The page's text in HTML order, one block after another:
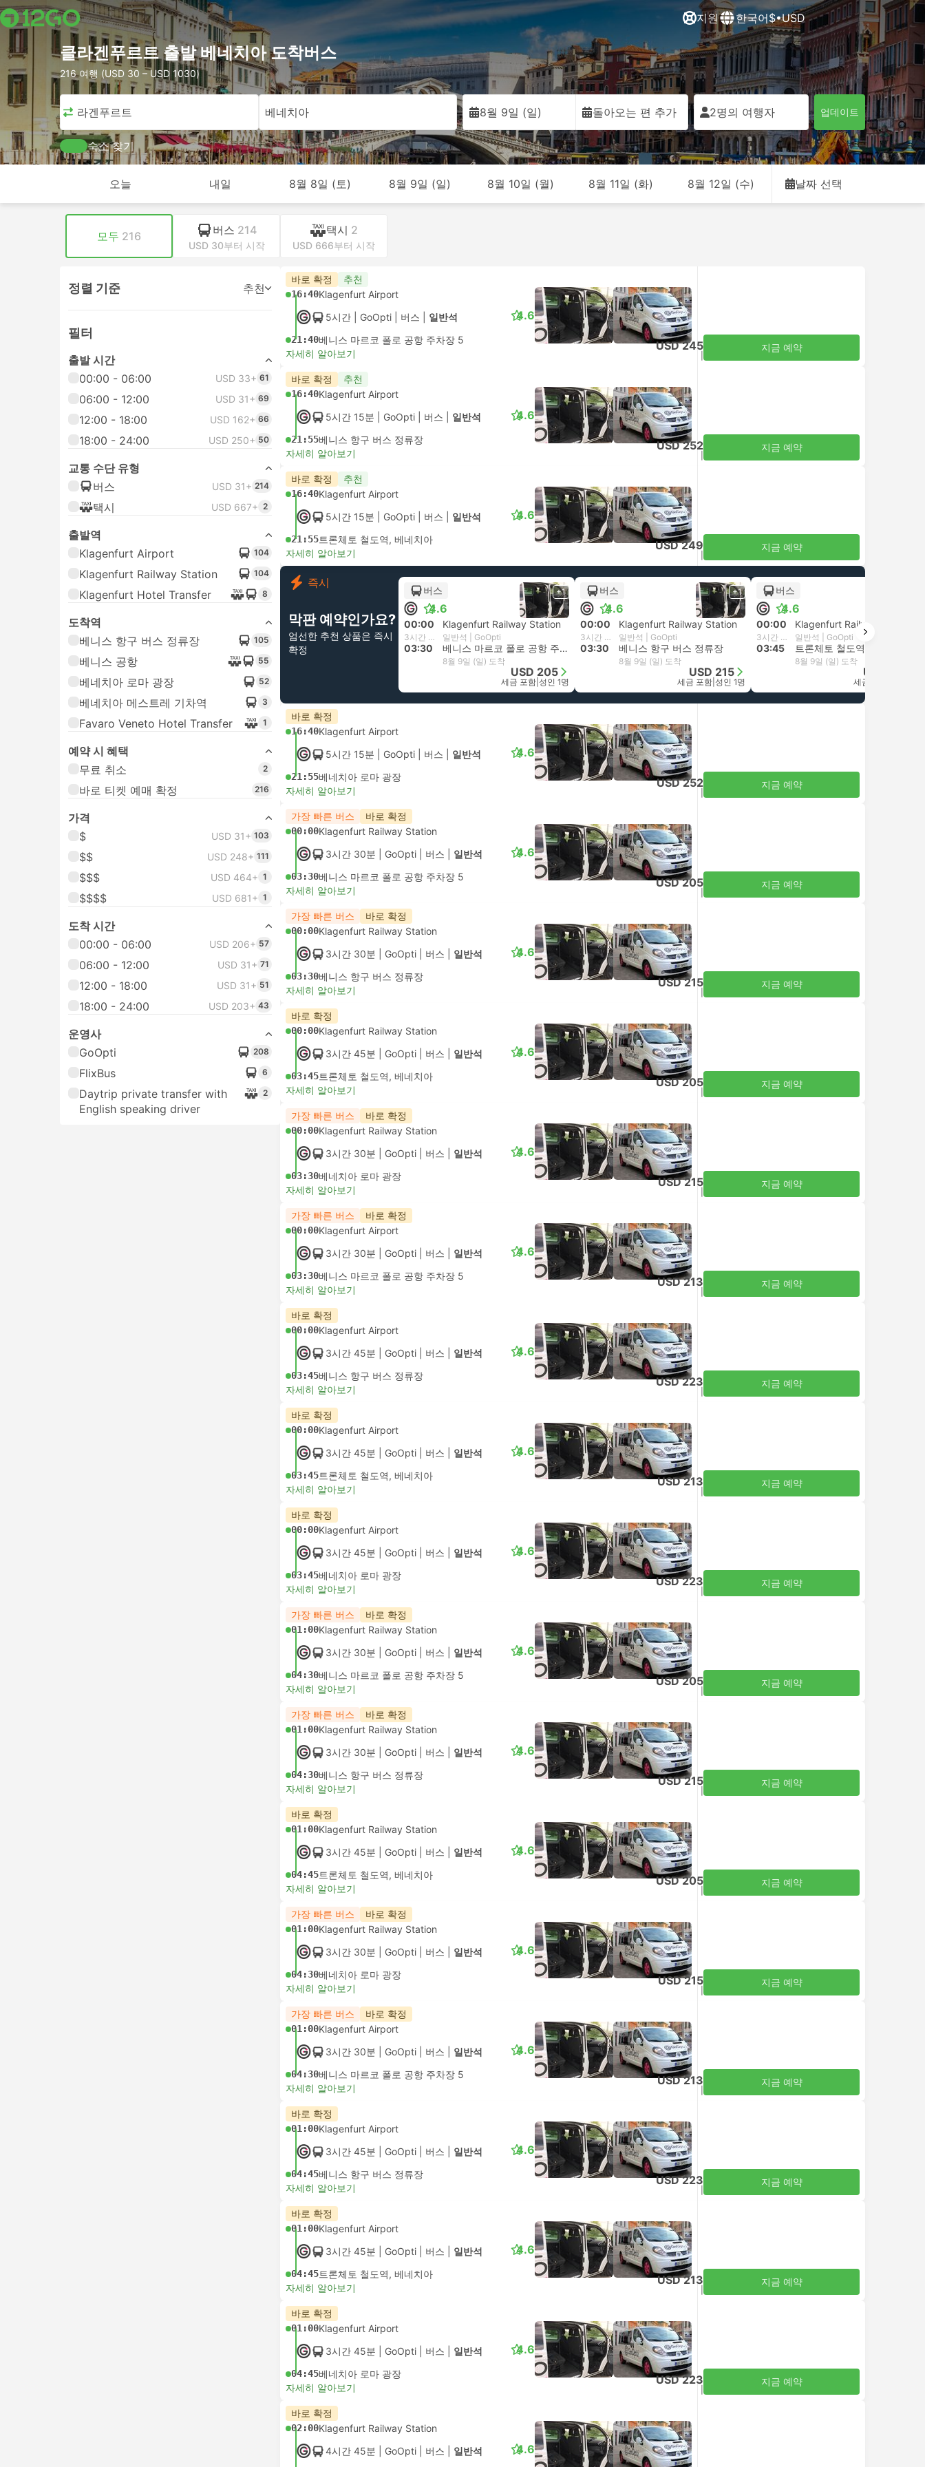
지원 한국어$•USD
클라겐푸르트 출발 베네치아 도착버스
216 여행 (USD 30 – USD 1030)
클라겐푸르트 베네치아 8월 9일 (일) 돌아오는 편 추가 2명의 여행자 업데이트
숙소 찾기
오늘 내일 8월 8일 (토) 8월 9일 (일) 8월 10일 (월) 8월 11일 (화) 8월 12일 (수) 날짜 선택
모두 216 버스 214
USD 30부터 시작
택시 2
USD 666부터 시작
정렬 기준 추천
필터
출발 시간
00:00 - 06:00
USD 33+ 61
06:00 - 12:00 USD 31+ 69
12:00 - 18:00 USD 162+ 66
18:00 - 24:00 USD 250+ 50
교통 수단 유형
버스
USD 31+ 214
택시 USD 667+ 2
출발역
Klagenfurt Airport
104
Klagenfurt Railway Station 104
Klagenfurt Hotel Transfer 8
도착역
베니스 항구 버스 정류장
105
베니스 공항 55
베네치아 로마 광장 52
베네치아 메스트레 기차역 3
Favaro Veneto Hotel Transfer 1
예약 시 혜택
무료 취소
2
바로 티켓 예매 확정 216
가격
$
USD 31+ 103
$$ USD 248+ 111
$$$ USD 464+ 1
$$$$ USD 681+ 1
도착 시간
00:00 - 06:00
USD 206+ 57
06:00 - 12:00 USD 31+ 71
12:00 - 18:00 USD 31+ 51
18:00 - 24:00 USD 203+ 43
운영사
GoOpti
208
FlixBus 6
Daytrip private transfer with
English speaking driver
2
바로 확정 추천
16:40Klagenfurt Airport
5시간 | GoOpti 버스 일반석
21:40베니스 마르코 폴로 공항 주차장 5
4.6
자세히 알아보기
USD 245 지금 예약
바로 확정 추천
16:40Klagenfurt Airport
5시간 15분 | GoOpti 버스 일반석
21:55베니스 항구 버스 정류장
4.6
자세히 알아보기
USD 252 지금 예약
바로 확정 추천
16:40Klagenfurt Airport
5시간 15분 | GoOpti 버스 일반석
21:55트론체토 철도역, 베네치아
4.6
자세히 알아보기
USD 249 지금 예약
즉시
막판 예약인가요?
엄선한 추천 상품은 즉시
확정
버스
4.6
+1
00:00 Klagenfurt Railway Station
3시간 30분 일반석 | GoOpti
03:30 베니스 마르코 폴로 공항 주차장 5
8월 9일 (일) 도착
USD 205
세금 포함 성인 1명
버스
4.6
+1
00:00 Klagenfurt Railway Station
3시간 30분 일반석 | GoOpti
03:30 베니스 항구 버스 정류장
8월 9일 (일) 도착
USD 215
세금 포함 성인 1명
버스
4.6
00:00 Klagenfurt Railway Station
3시간 45분 일반석 | GoOpti
03:45 트론체토 철도역, 베네치아
8월 9일 (일) 도착
USD 205
세금 포함
바로 확정
16:40Klagenfurt Airport
5시간 15분 | GoOpti 버스 일반석
21:55베네치아 로마 광장
4.6
자세히 알아보기
USD 252 지금 예약
가장 빠른 버스 바로 확정
00:00Klagenfurt Railway Station
3시간 30분 | GoOpti 버스 일반석
03:30베니스 마르코 폴로 공항 주차장 5
4.6
자세히 알아보기
USD 205 지금 예약
가장 빠른 버스 바로 확정
00:00Klagenfurt Railway Station
3시간 30분 | GoOpti 버스 일반석
03:30베니스 항구 버스 정류장
4.6
자세히 알아보기
USD 215 지금 예약
바로 확정
00:00Klagenfurt Railway Station
3시간 45분 | GoOpti 버스 일반석
03:45트론체토 철도역, 베네치아
4.6
자세히 알아보기
USD 205 지금 예약
가장 빠른 버스 바로 확정
00:00Klagenfurt Railway Station
3시간 30분 | GoOpti 버스 일반석
03:30베네치아 로마 광장
4.6
자세히 알아보기
USD 215 지금 예약
가장 빠른 버스 바로 확정
00:00Klagenfurt Airport
3시간 30분 | GoOpti 버스 일반석
03:30베니스 마르코 폴로 공항 주차장 5
4.6
자세히 알아보기
USD 213 지금 예약
바로 확정
00:00Klagenfurt Airport
3시간 45분 | GoOpti 버스 일반석
03:45베니스 항구 버스 정류장
4.6
자세히 알아보기
USD 223 지금 예약
바로 확정
00:00Klagenfurt Airport
3시간 45분 | GoOpti 버스 일반석
03:45트론체토 철도역, 베네치아
4.6
자세히 알아보기
USD 213 지금 예약
바로 확정
00:00Klagenfurt Airport
3시간 45분 | GoOpti 버스 일반석
03:45베네치아 로마 광장
4.6
자세히 알아보기
USD 223 지금 예약
가장 빠른 버스 바로 확정
01:00Klagenfurt Railway Station
3시간 30분 | GoOpti 버스 일반석
04:30베니스 마르코 폴로 공항 주차장 5
4.6
자세히 알아보기
USD 205 지금 예약
가장 빠른 버스 바로 확정
01:00Klagenfurt Railway Station
3시간 30분 | GoOpti 버스 일반석
04:30베니스 항구 버스 정류장
4.6
자세히 알아보기
USD 215 지금 예약
바로 확정
01:00Klagenfurt Railway Station
3시간 45분 | GoOpti 버스 일반석
04:45트론체토 철도역, 베네치아
4.6
자세히 알아보기
USD 205 지금 예약
가장 빠른 버스 바로 확정
01:00Klagenfurt Railway Station
3시간 30분 | GoOpti 버스 일반석
04:30베네치아 로마 광장
4.6
자세히 알아보기
USD 215 지금 예약
가장 빠른 버스 바로 확정
01:00Klagenfurt Airport
3시간 30분 | GoOpti 버스 일반석
04:30베니스 마르코 폴로 공항 주차장 5
4.6
자세히 알아보기
USD 213 지금 예약
바로 확정
01:00Klagenfurt Airport
3시간 45분 | GoOpti 버스 일반석
04:45베니스 항구 버스 정류장
4.6
자세히 알아보기
USD 223 지금 예약
바로 확정
01:00Klagenfurt Airport
3시간 45분 | GoOpti 버스 일반석
04:45트론체토 철도역, 베네치아
4.6
자세히 알아보기
USD 213 지금 예약
바로 확정
01:00Klagenfurt Airport
3시간 45분 | GoOpti 버스 일반석
04:45베네치아 로마 광장
4.6
자세히 알아보기
USD 223 지금 예약
바로 확정
02:00Klagenfurt Railway Station
4시간 45분 | GoOpti 버스 일반석 4.6